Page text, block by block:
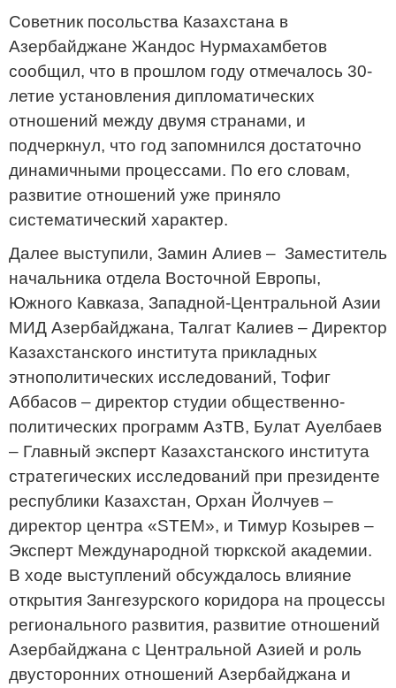
Советник посольства Казахстана в
Азербайджане Жандос Нурмахамбетов
сообщил, что в прошлом году отмечалось 30-
летие установления дипломатических
отношений между двумя странами, и
подчеркнул, что год запомнился достаточно
динамичными процессами. По его словам,
развитие отношений уже приняло
систематический характер.
Далее выступили, Замин Алиев – Заместитель
начальника отдела Восточной Европы,
Южного Кавказа, Западной-Центральной Азии
МИД Азербайджана, Талгат Калиев – Директор
Казахстанского института прикладных
этнополитических исследований, Тофиг
Аббасов – директор студии общественно-
политических программ АзТВ, Булат Ауелбаев
– Главный эксперт Казахстанского института
стратегических исследований при президенте
республики Казахстан, Орхан Йолчуев –
директор центра «STEM», и Тимур Козырев –
Эксперт Международной тюркской академии.
В ходе выступлений обсуждалось влияние
открытия Зангезурского коридора на процессы
регионального развития, развитие отношений
Азербайджана с Центральной Азией и роль
двусторонних отношений Азербайджана и